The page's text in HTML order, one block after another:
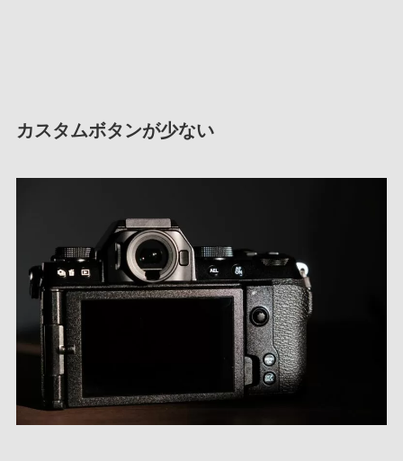
カスタムボタンが少ない